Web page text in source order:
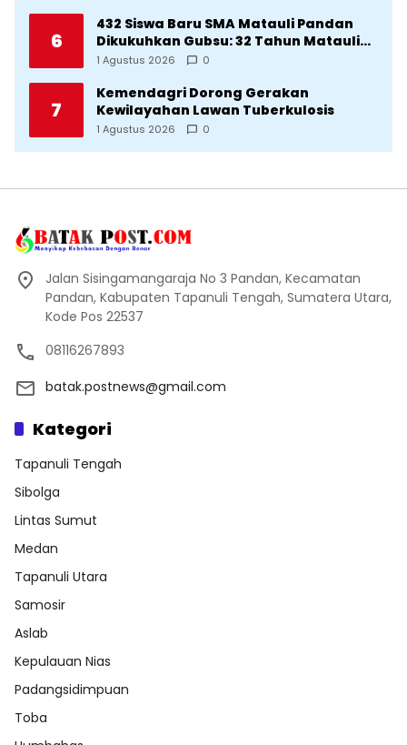
6
432 Siswa Baru SMA Matauli Pandan
Dikukuhkan Gubsu: 32 Tahun Matauli
Cetak SDM Unggul
1 Agustus 2026 0
7
Kemendagri Dorong Gerakan
Kewilayahan Lawan Tuberkulosis
1 Agustus 2026 0
Jalan Sisingamangaraja No 3 Pandan, Kecamatan
Pandan, Kabupaten Tapanuli Tengah, Sumatera Utara,
Kode Pos 22537
08116267893
batak.postnews@gmail.com
Kategori
Tapanuli Tengah
Sibolga
Lintas Sumut
Medan
Tapanuli Utara
Samosir
Aslab
Kepulauan Nias
Padangsidimpuan
Toba